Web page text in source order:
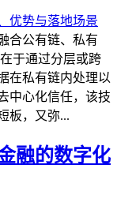
合公有链、私有
于通过分层或跨
在私有链内处理以
中心化信任，该技
板，又弥...
融的数字化